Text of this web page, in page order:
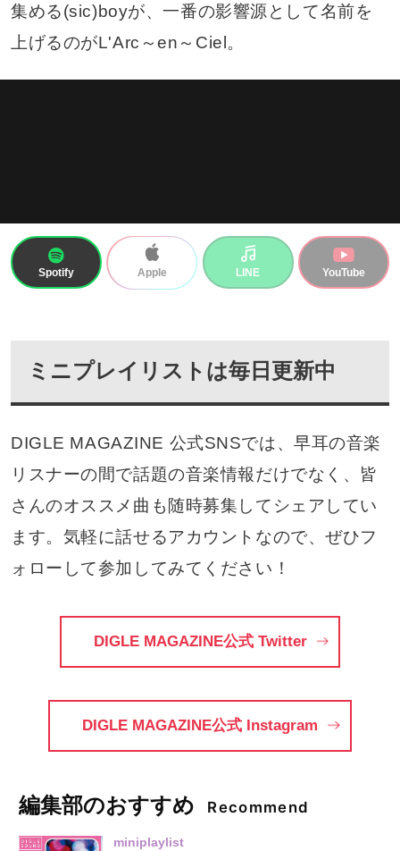
集める(sic)boyが、一番の影響源として名前を
上げるのがL'Arc～en～Ciel。
Spotify Apple LINE YouTube
ミニプレイリストは毎日更新中
DIGLE MAGAZINE 公式SNSでは、早耳の音楽
リスナーの間で話題の音楽情報だけでなく、皆
さんのオススメ曲も随時募集してシェアしてい
ます。気軽に話せるアカウントなので、ぜひフ
ォローして参加してみてください！
DIGLE MAGAZINE公式 Twitter
DIGLE MAGAZINE公式 Instagram
編集部のおすすめ Recommend
miniplaylist